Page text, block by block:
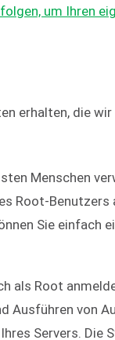
um Ihren
erhalten, die
Menschen
Root-Benutzers
Sie einfach
als Root
Ausführen von
Servers.